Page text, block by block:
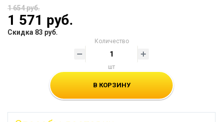
1 654 руб.
1 571 руб.
Скидка 83 руб.
Количество
шт
В КОРЗИНУ